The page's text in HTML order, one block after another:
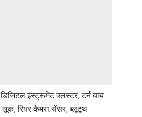
इंस्ट्रूमेंट क्लस्टर, टर्न बाय
लूक, रियर कैमरा सेंसर, ब्लूटूथ